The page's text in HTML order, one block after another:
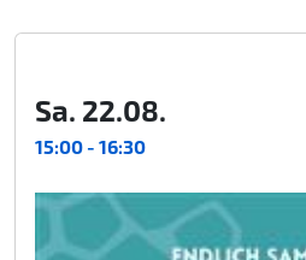
Sa. 22.08.
15:00 - 16:30